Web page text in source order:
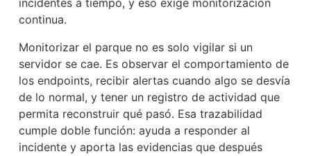
incidentes a tiempo, y eso exige monitorización
continua.
Monitorizar el parque no es solo vigilar si un
servidor se cae. Es observar el comportamiento de
los endpoints, recibir alertas cuando algo se desvía
de lo normal, y tener un registro de actividad que
permita reconstruir qué pasó. Esa trazabilidad
cumple doble función: ayuda a responder al
incidente y aporta las evidencias que después